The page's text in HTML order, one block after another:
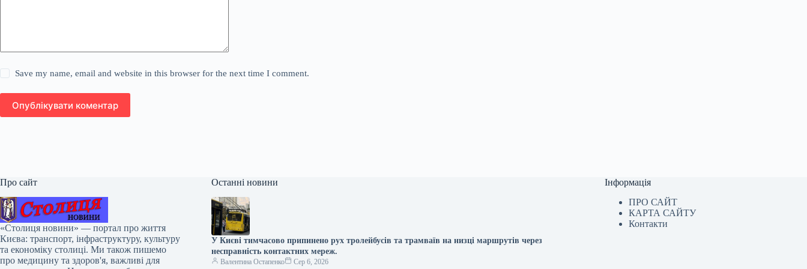
Save my name, email and website in this browser for the next time I comment.
Опублікувати коментар
Про сайт
«Столиця новини» — портал про життя
Києва: транспорт, інфраструктуру, культуру
та економіку столиці. Ми також пишемо
про медицину та здоров'я, важливі для
Останні новини
У Києві тимчасово припинено рух тролейбусів та трамваїв на низці маршрутів через
несправність контактних мереж.
Валентина Остапенко Сер 6, 2026
Інформація
ПРО САЙТ
КАРТА САЙТУ
Контакти